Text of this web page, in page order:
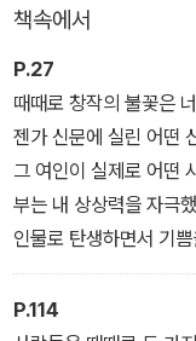
보 작가를 위한 가장 알
묘사, 인물과 시점, 대화
있다는 점에서 유익하
치지 않고 실전 연습을
가장 실질적인 도움이
이번 개정판은 이러한
자 | 독자의 눈으로 보
2장 인물 소개: 첫인상
책속에서
P.27
때때로 창작의 불꽃은
젠가 신문에 실린 어떤
그 여인이 실제로 어떤
부는 내 상상력을 자극
인물로 탄생하면서 기
각난다. “우리는 고통
수는 없다.”
P.114